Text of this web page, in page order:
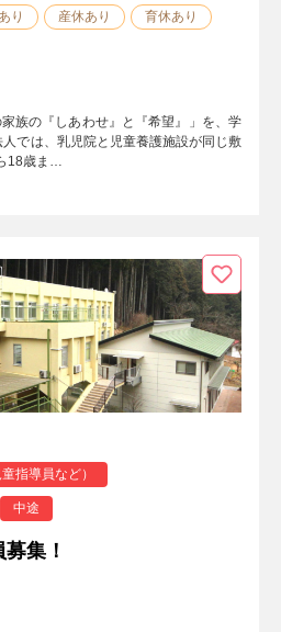
り 産休あり 育休あり
家族の『しあわせ』と『希望』」を、学
では、乳児院と児童養護施設が同じ敷
18歳ま…
指導員など）
中途
集！